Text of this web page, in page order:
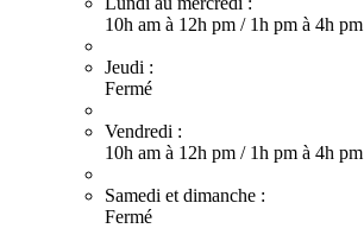
10h am à 12h pm / 1h pm à 4h pm
Jeudi :
Fermé
Vendredi :
10h am à 12h pm / 1h pm à 4h pm
Samedi et dimanche :
Fermé